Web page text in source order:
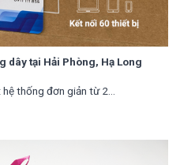
dây tại Hải Phòng, Hạ Long
thống đơn giản từ 2...